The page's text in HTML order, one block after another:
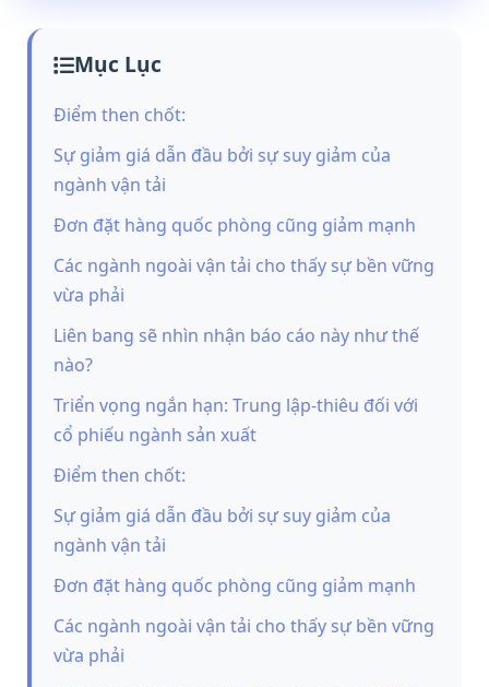
Mục Lục
Điểm then chốt:
Sự giảm giá dẫn đầu bởi sự suy giảm của
ngành vận tải
Đơn đặt hàng quốc phòng cũng giảm mạnh
Các ngành ngoài vận tải cho thấy sự bền vững
vừa phải
Liên bang sẽ nhìn nhận báo cáo này như thế
nào?
Triển vọng ngắn hạn: Trung lập-thiêu đối với
cổ phiếu ngành sản xuất
Điểm then chốt:
Sự giảm giá dẫn đầu bởi sự suy giảm của
ngành vận tải
Đơn đặt hàng quốc phòng cũng giảm mạnh
Các ngành ngoài vận tải cho thấy sự bền vững
vừa phải